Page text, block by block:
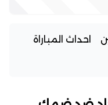
احداث المباراة